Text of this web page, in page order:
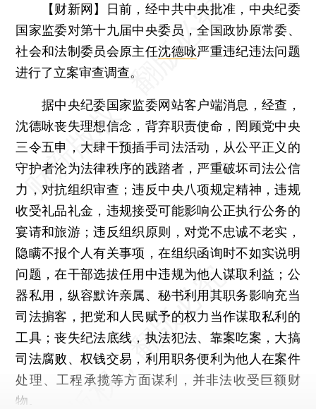
【财新网】
日前，经中共中央批准，中央纪委
国家监委对第十九届中央委员，全国政协原常委、
社会和法制委员会原主任沈德咏严重违纪违法问题
进行了立案审查调查。
据中央纪委国家监委网站客户端消息，经查，
沈德咏丧失理想信念，背弃职责使命，罔顾党中央
三令五申，大肆干预插手司法活动，从公平正义的
守护者沦为法律秩序的践踏者，严重破坏司法公信
力，对抗组织审查；违反中央八项规定精神，违规
收受礼品礼金，违规接受可能影响公正执行公务的
宴请和旅游；违反组织原则，对党不忠诚不老实，
隐瞒不报个人有关事项，在组织函询时不如实说明
问题，在干部选拔任用中违规为他人谋取利益；公
器私用，纵容默许亲属、秘书利用其职务影响充当
司法掮客，把党和人民赋予的权力当作谋取私利的
工具；丧失纪法底线，执法犯法、靠案吃案，大搞
司法腐败、权钱交易，利用职务便利为他人在案件
处理、工程承揽等方面谋利，并非法收受巨额财
物。